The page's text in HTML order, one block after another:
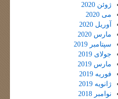
ژوئن 2020
می 2020
آوریل 2020
مارس 2020
سپتامبر 2019
جولای 2019
مارس 2019
فوریه 2019
ژانویه 2019
نوامبر 2018